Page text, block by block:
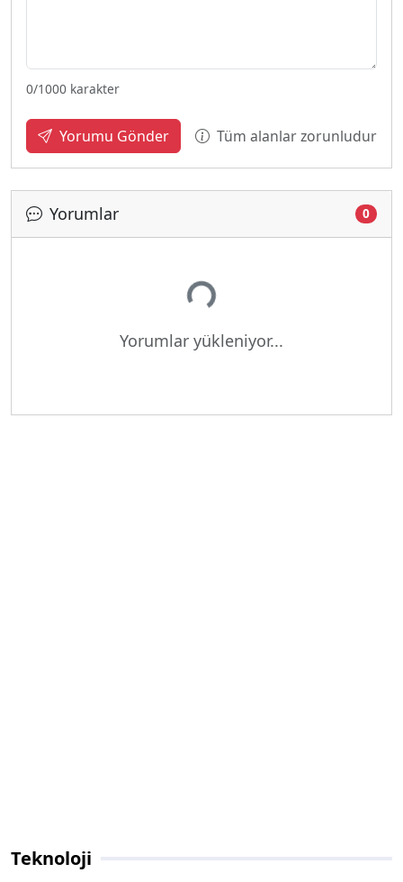
0/1000 karakter
Yorumu Gönder Tüm alanlar zorunludur
Yorumlar 0
Yükleniyor...
Yorumlar yükleniyor...
Teknoloji